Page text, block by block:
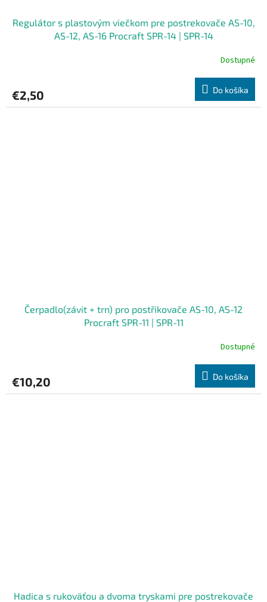
Regulátor s plastovým viečkom pre postrekovače AS-10,
AS-12, AS-16 Procraft SPR-14 | SPR-14
Dostupné
€2,50 Do košíka
Čerpadlo(závit + trn) pro postřikovače AS-10, AS-12
Procraft SPR-11 | SPR-11
Dostupné
€10,20 Do košíka
Hadica s rukoväťou a dvoma tryskami pre postrekovače